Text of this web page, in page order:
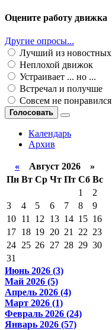
Оцените работу движка
Другие опросы...
Лучший из новостных
Неплохой движок
Устраивает ... но ...
Встречал и получше
Совсем не понравился
Голосовать
Календарь
Архив
« Август 2026 »
Пн Вт Ср Чт Пт Сб Вс
1
2
3
4 5 6 7 8
9
10 11 12 13 14 15 16
17 18 19 20 21 22 23
24 25 26 27 28 29 30
31
Июнь 2026 (3)
Май 2026 (5)
Апрель 2026 (4)
Март 2026 (1)
Февраль 2026 (24)
Январь 2026 (57)